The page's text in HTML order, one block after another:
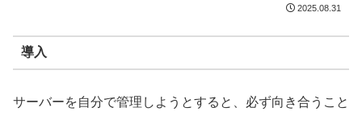
2025.08.31
導入
サーバーを自分で管理しようとすると、必ず向き合うこと